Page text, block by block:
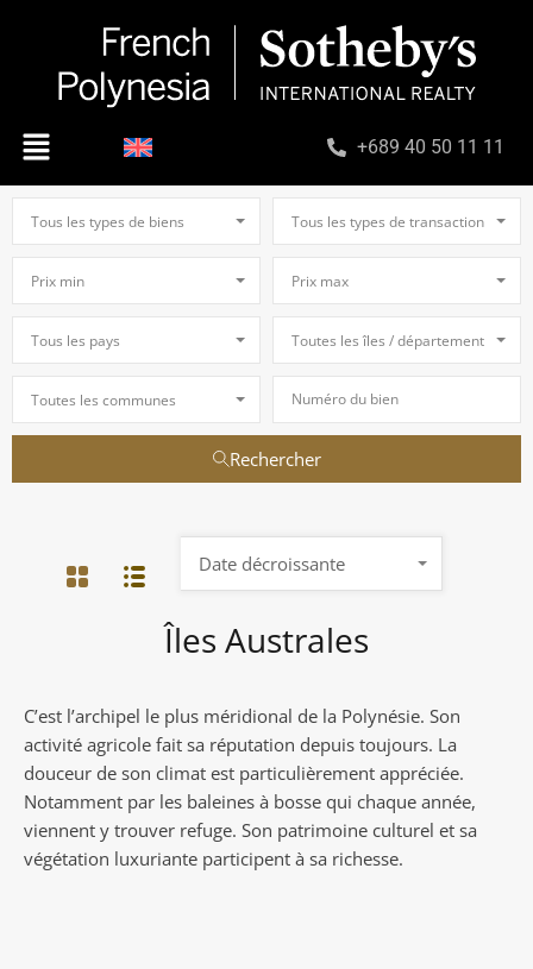
+689 40 50 11 11
Tous les types de biens Tous les types de transaction
Prix min Prix max
Tous les pays Toutes les îles / départements
Toutes les communes
Rechercher
Îles Australes
Date décroissante
C’est l’archipel le plus méridional de la Polynésie. Son
activité agricole fait sa réputation depuis toujours. La
douceur de son climat est particulièrement appréciée.
Notamment par les baleines à bosse qui chaque année,
viennent y trouver refuge. Son patrimoine culturel et sa
végétation luxuriante participent à sa richesse.